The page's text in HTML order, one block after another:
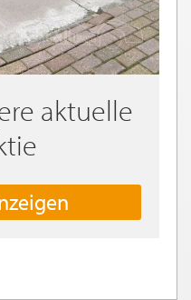
aktuelle